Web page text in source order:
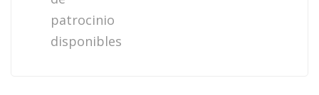
patrocinio
disponibles